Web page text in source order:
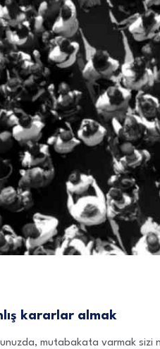
kararlar almak
mutabakata varmak